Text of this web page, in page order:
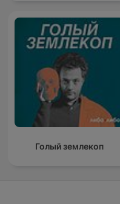
Голый землекоп